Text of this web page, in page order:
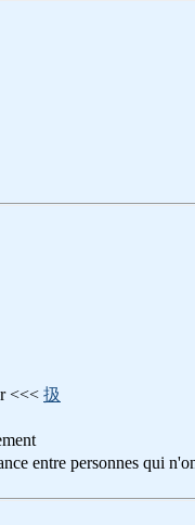
<<< 扱
entre personnes qui